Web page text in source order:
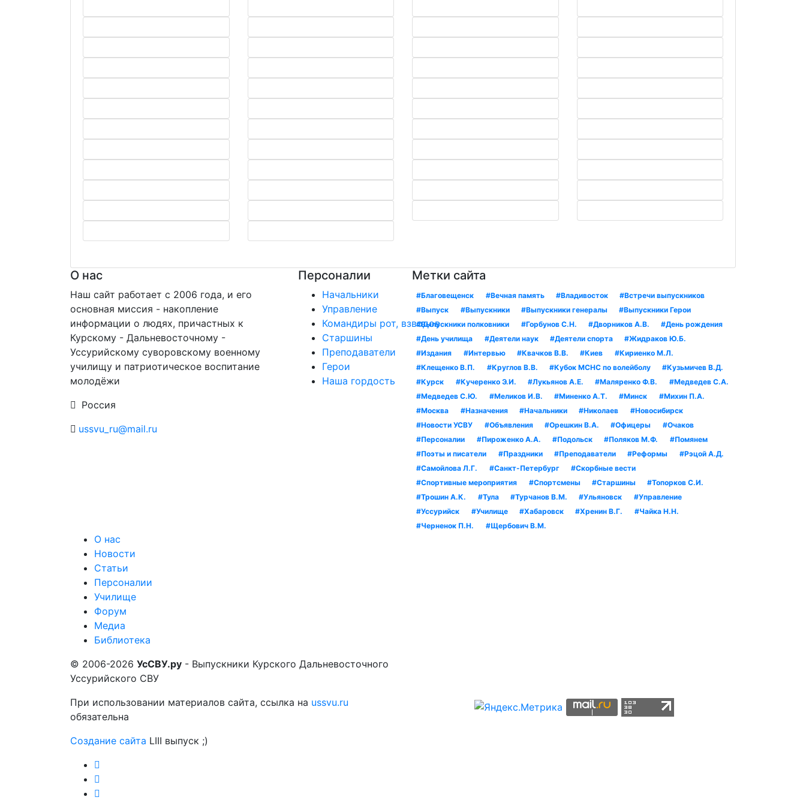
О нас
Наш сайт работает с 2006 года, и его
основная миссия - накопление
информации о людях, причастных к
Курскому - Дальневосточному -
Уссурийскому суворовскому военному
училищу и патриотическое воспитание
молодёжи
Россия
ussvu_ru@mail.ru
Персоналии
Начальники
Управление
Командиры рот, взводов
Старшины
Преподаватели
Герои
Наша гордость
Метки сайта
#Благовещенск #Вечная память #Владивосток
#Встречи выпускников
#Выпуск
#Выпускники #Выпускники генералы
#Выпускники Герои
#Выпускники полковники
#Горбунов С.Н. #Дворников А.В.
#День рождения
#День училища
#Деятели наук #Деятели спорта
#Жидраков Ю.Б.
#Издания
#Интервью #Квачков В.В. #Киев
#Кириенко М.Л.
#Клещенко В.П.
#Круглов В.В. #Кубок МСНС по волейболу
#Кузьмичев В.Д.
#Курск
#Кучеренко Э.И. #Лукьянов А.Е. #Маляренко Ф.В.
#Медведев С.А.
#Медведев С.Ю.
#Меликов И.В. #Миненко А.Т. #Минск
#Михин П.А.
#Москва
#Назначения #Начальники #Николаев
#Новосибирск
#Новости УСВУ
#Объявления #Орешкин В.А. #Офицеры
#Очаков
#Персоналии
#Пироженко А.А. #Подольск #Поляков М.Ф.
#Помянем
#Поэты и писатели
#Праздники #Преподаватели #Реформы
#Рэцой А.Д.
#Самойлова Л.Г.
#Санкт-Петербург
#Скорбные вести
#Спортивные мероприятия
#Спортсмены #Старшины
#Топорков С.И.
#Трошин А.К.
#Тула #Турчанов В.М. #Ульяновск
#Управление
#Уссурийск
#Училище #Хабаровск #Хренин В.Г.
#Чайка Н.Н.
#Черненок П.Н.
#Щербович В.М.
О нас
Новости
Статьи
Персоналии
Училище
Форум
Медиа
Библиотека
© 2006-2026 УсСВУ.ру - Выпускники Курского Дальневосточного
Уссурийского СВУ
При использовании материалов сайта, ссылка на ussvu.ru
обязательна
Создание сайта LIII выпуск ;)